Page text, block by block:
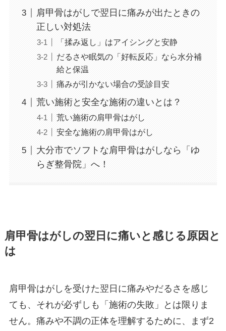
肩甲骨はがしで翌日に痛みが出たときの
正しい対処法
「揉み返し」はアイシングと安静
だるさや眠気の「好転反応」なら水分補
給と保温
痛みが引かない場合の受診目安
荒い施術と安全な施術の違いとは？
荒い施術の肩甲骨はがし
安全な施術の肩甲骨はがし
大分市でソフトな肩甲骨はがしなら「ゆ
らぎ整骨院」へ！
肩甲骨はがしの翌日に痛いと感じる原因と
は
肩甲骨はがしを受けた翌日に痛みやだるさを感じ
ても、それが必ずしも「施術の失敗」とは限りま
せん。痛みや不調の正体を理解するために、まず2